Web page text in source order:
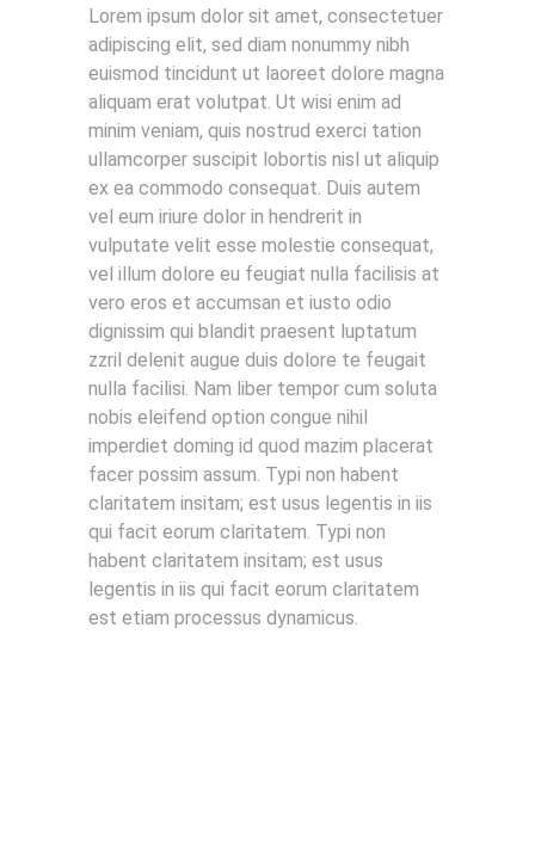
Lorem ipsum dolor sit amet, consectetuer
adipiscing elit, sed diam nonummy nibh
euismod tincidunt ut laoreet dolore magna
aliquam erat volutpat. Ut wisi enim ad
minim veniam, quis nostrud exerci tation
ullamcorper suscipit lobortis nisl ut aliquip
ex ea commodo consequat. Duis autem
vel eum iriure dolor in hendrerit in
vulputate velit esse molestie consequat,
vel illum dolore eu feugiat nulla facilisis at
vero eros et accumsan et iusto odio
dignissim qui blandit praesent luptatum
zzril delenit augue duis dolore te feugait
nulla facilisi. Nam liber tempor cum soluta
nobis eleifend option congue nihil
imperdiet doming id quod mazim placerat
facer possim assum. Typi non habent
claritatem insitam; est usus legentis in iis
qui facit eorum claritatem. Typi non
habent claritatem insitam; est usus
legentis in iis qui facit eorum claritatem
est etiam processus dynamicus.